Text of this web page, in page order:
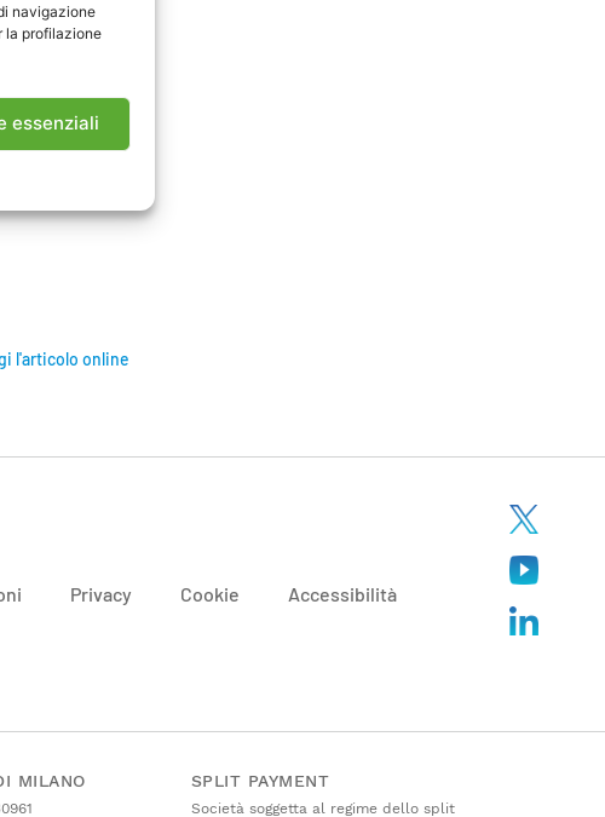
navigazione
la profilazione
essenziali
l'articolo online
Privacy Cookie Accessibilità
MILANO SPLIT PAYMENT
Società soggetta al regime dello split